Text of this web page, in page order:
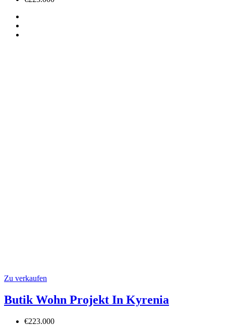
Zu verkaufen
Butik Wohn Projekt In Kyrenia
€223.000